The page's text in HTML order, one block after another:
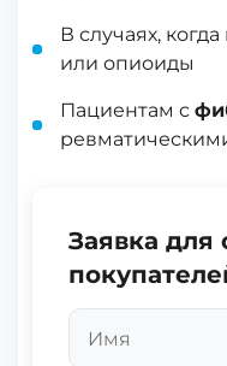
В случаях,
или опиоиды
Пациентам с
Заявка для